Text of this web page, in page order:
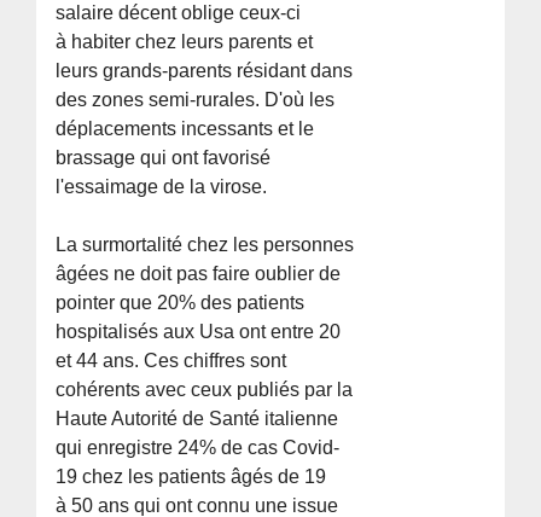
salaire décent oblige ceux-ci
à habiter chez leurs parents et
leurs grands-parents résidant dans
des zones semi-rurales. D'où les
déplacements incessants et le
brassage qui ont favorisé
l'essaimage de la virose.
La surmortalité chez les personnes
âgées ne doit pas faire oublier de
pointer que 20% des patients
hospitalisés aux Usa ont entre 20
et 44 ans. Ces chiffres sont
cohérents avec ceux publiés par la
Haute Autorité de Santé italienne
qui enregistre 24% de cas Covid-
19 chez les patients âgés de 19
à 50 ans qui ont connu une issue